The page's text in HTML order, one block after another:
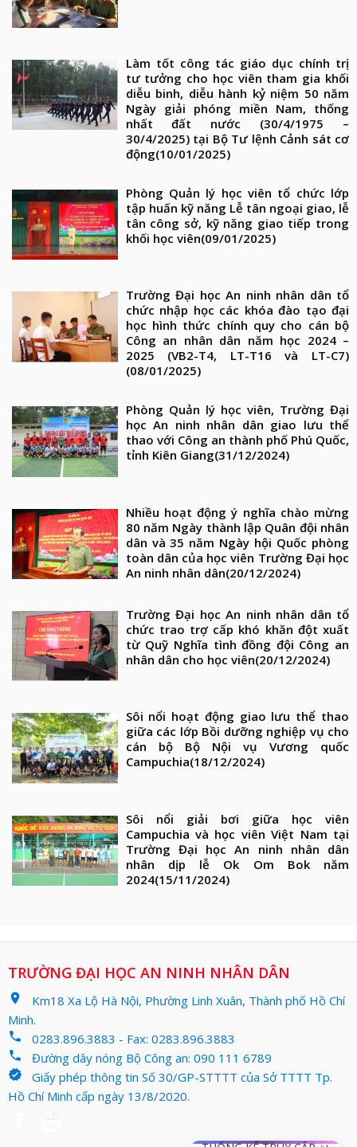
Làm tốt công tác giáo dục chính trị
tư tưởng cho học viên tham gia khối
diễu binh, diễu hành kỷ niệm 50 năm
Ngày giải phóng miền Nam, thống
nhất đất nước (30/4/1975 –
30/4/2025) tại Bộ Tư lệnh Cảnh sát cơ
động(10/01/2025)
Phòng Quản lý học viên tổ chức lớp
tập huấn kỹ năng Lễ tân ngoại giao, lễ
tân công sở, kỹ năng giao tiếp trong
khối học viên(09/01/2025)
Trường Đại học An ninh nhân dân tổ
chức nhập học các khóa đào tạo đại
học hình thức chính quy cho cán bộ
Công an nhân dân năm học 2024 –
2025 (VB2-T4, LT-T16 và LT-C7)
(08/01/2025)
Phòng Quản lý học viên, Trường Đại
học An ninh nhân dân giao lưu thể
thao với Công an thành phố Phú Quốc,
tỉnh Kiên Giang(31/12/2024)
Nhiều hoạt động ý nghĩa chào mừng
80 năm Ngày thành lập Quân đội nhân
dân và 35 năm Ngày hội Quốc phòng
toàn dân của học viên Trường Đại học
An ninh nhân dân(20/12/2024)
Trường Đại học An ninh nhân dân tổ
chức trao trợ cấp khó khăn đột xuất
từ Quỹ Nghĩa tình đồng đội Công an
nhân dân cho học viên(20/12/2024)
Sôi nổi hoạt động giao lưu thể thao
giữa các lớp Bồi dưỡng nghiệp vụ cho
cán bộ Bộ Nội vụ Vương quốc
Campuchia(18/12/2024)
Sôi nổi giải bơi giữa học viên
Campuchia và học viên Việt Nam tại
Trường Đại học An ninh nhân dân
nhân dịp lễ Ok Om Bok năm
2024(15/11/2024)
TRƯỜNG ĐẠI HỌC AN NINH NHÂN DÂN
location_on
Km18 Xa Lộ Hà Nội, Phường Linh Xuân, Thành phố Hồ Chí
Minh.
phone 0283.896.3883 - Fax: 0283.896.3883
phone Đường dây nóng Bộ Công an: 090 111 6789
verified
Giấy phép thông tin Số 30/GP-STTTT của Sở TTTT Tp.
Hồ Chí Minh cấp ngày 13/8/2020.